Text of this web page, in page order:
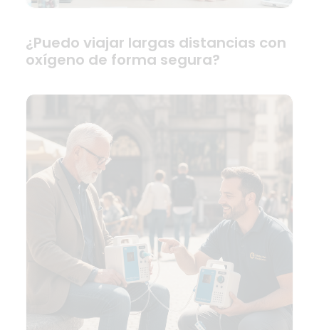
¿Puedo viajar largas distancias con
oxígeno de forma segura?